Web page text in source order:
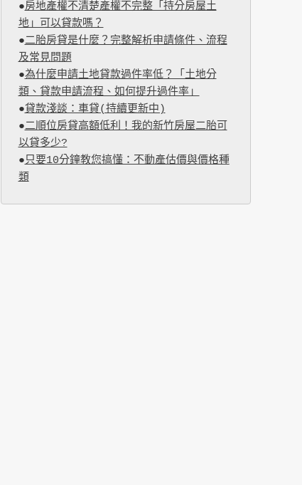
●房地產權不清楚產權不完整「持分房屋土
地」可以貸款嗎？
●二胎房貸是什麼？完整解析申請條件、流程
及常見問題
●為什麼申請土地貸款過件率低？「土地分
類、貸款申請流程、如何提升過件率」
●貸款淺談：車貸(持續更新中)
●二順位房貸高額低利！我的新竹房屋二胎可
以貸多少?
●只要10分鐘教您搞懂：不動產估價與價格種
類